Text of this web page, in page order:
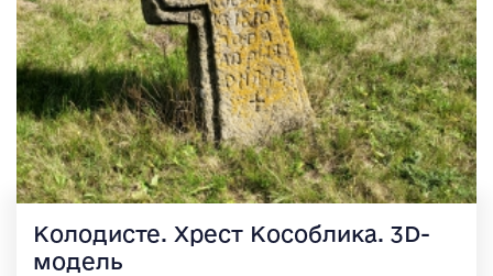
Колодисте. Хрест Кособлика. 3D-
модель